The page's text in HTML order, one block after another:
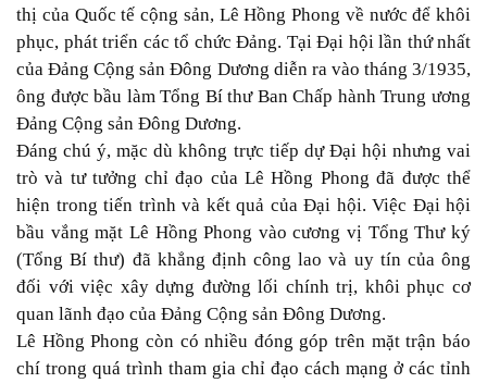
thị của Quốc tế cộng sản, Lê Hồng Phong về nước để khôi
phục, phát triển các tổ chức Đảng. Tại Đại hội lần thứ nhất
của Đảng Cộng sản Đông Dương diễn ra vào tháng 3/1935,
ông được bầu làm Tổng Bí thư Ban Chấp hành Trung ương
Đảng Cộng sản Đông Dương.
Đáng chú ý, mặc dù không trực tiếp dự Đại hội nhưng vai
trò và tư tưởng chỉ đạo của Lê Hồng Phong đã được thể
hiện trong tiến trình và kết quả của Đại hội. Việc Đại hội
bầu vắng mặt Lê Hồng Phong vào cương vị Tổng Thư ký
(Tổng Bí thư) đã khẳng định công lao và uy tín của ông
đối với việc xây dựng đường lối chính trị, khôi phục cơ
quan lãnh đạo của Đảng Cộng sản Đông Dương.
Lê Hồng Phong còn có nhiều đóng góp trên mặt trận báo
chí trong quá trình tham gia chỉ đạo cách mạng ở các tỉnh